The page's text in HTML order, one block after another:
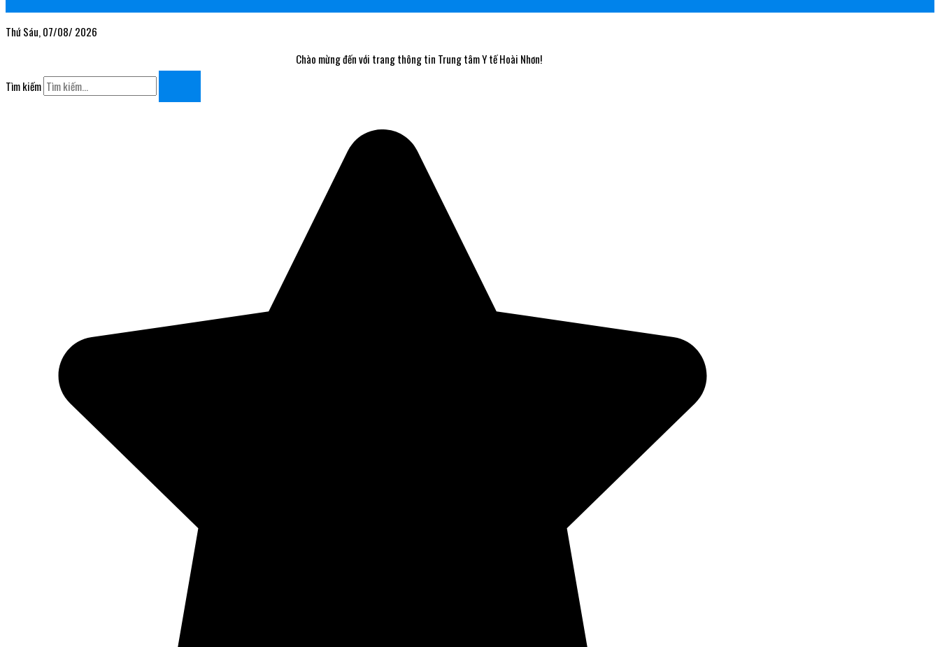
Thứ Sáu, 07/08/ 2026
Chào mừng đến với trang thông tin Trung tâm Y tế Hoài Nhơn!
Tìm kiếm